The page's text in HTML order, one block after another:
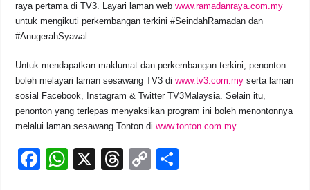
raya pertama di TV3. Layari laman webwww.ramadanraya.com.my
untuk mengikuti perkembangan terkini #SeindahRamadan dan
#AnugerahSyawal.
Untuk mendapatkan maklumat dan perkembangan terkini, penonton
boleh melayari laman sesawang TV3 diwww.tv3.com.my serta laman
sosial Facebook, Instagram & Twitter TV3Malaysia. Selain itu,
penonton yang terlepas menyaksikan program ini boleh menontonnya
melalui laman sesawang Tonton diwww.tonton.com.my.
F
W
X
T
C